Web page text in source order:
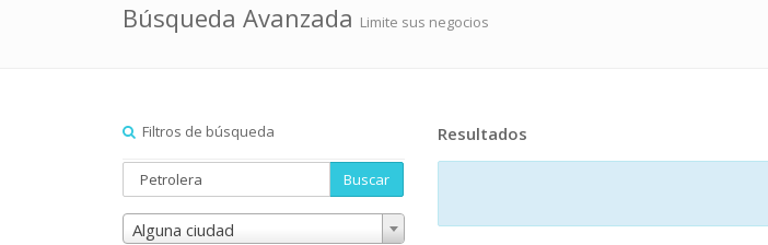
Búsqueda Avanzada Limite sus negocios
Filtros de búsqueda
Buscar
Alguna ciudad
Resultados